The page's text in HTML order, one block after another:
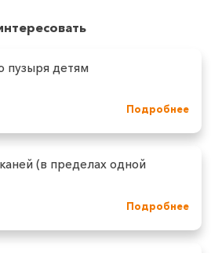
пузыря детям
Подробнее
(в пределах одной
Подробнее